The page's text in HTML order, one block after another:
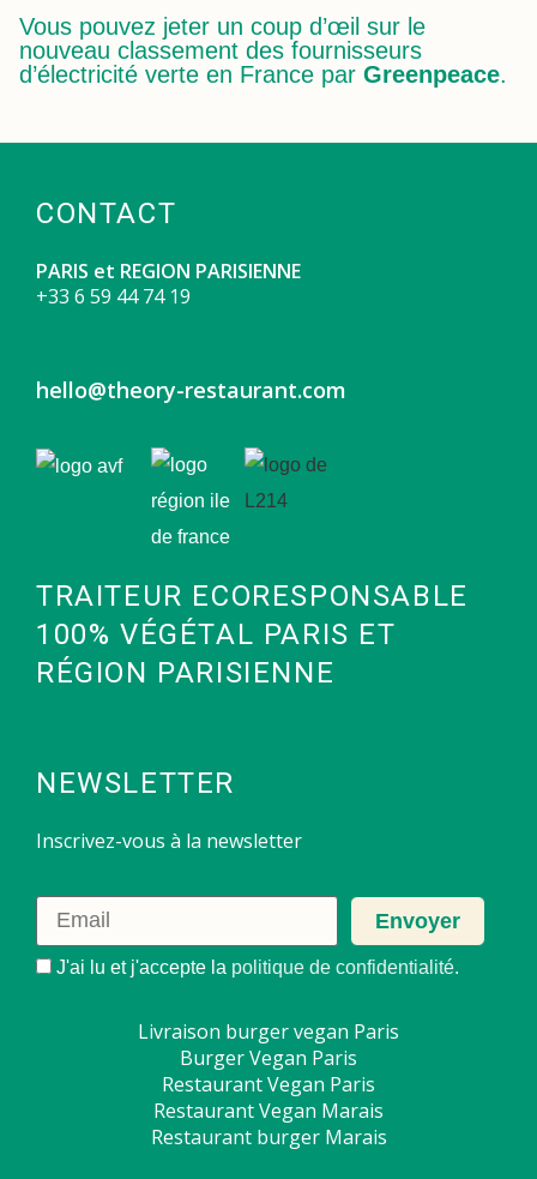
Vous pouvez jeter un coup d’œil sur le
nouveau classement des fournisseurs
d’électricité verte en France par Greenpeace.
CONTACT
PARIS et REGION PARISIENNE
+33 6 59 44 74 19
hello@theory-restaurant.com
TRAITEUR ECORESPONSABLE
100% VÉGÉTAL PARIS ET
RÉGION PARISIENNE
NEWSLETTER
Inscrivez-vous à la newsletter
J'ai lu et j'accepte la politique de confidentialité.
Livraison burger vegan Paris
Burger Vegan Paris
Restaurant Vegan Paris
Restaurant Vegan Marais
Restaurant burger Marais